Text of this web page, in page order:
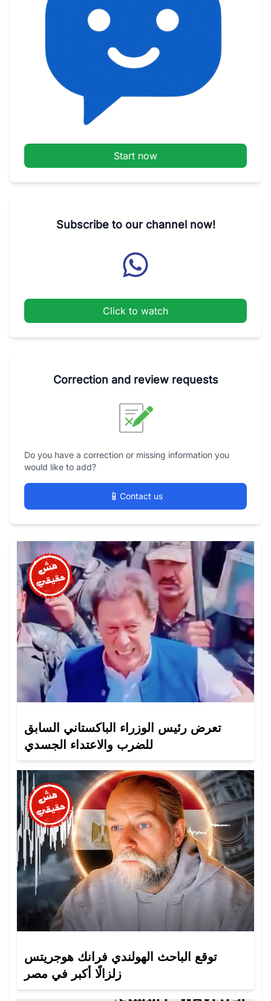
Start now
Subscribe to our channel now!
Click to watch
Correction and review requests
Do you have a correction or missing information you
would like to add?
📱 Contact us
تعرض رئيس الوزراء الباكستاني السابق
للضرب والاعتداء الجسدي
توقع الباحث الهولندي فرانك هوجريتس
زلزالًا أكبر في مصر